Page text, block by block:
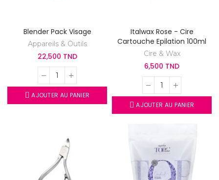
Blender Pack Visage
Appareils & Outils
22,500 TND
AJOUTER AU PANIER
Italwax Rose - Cire
Cartouche Epilation 100ml
Cire & Wax
6,500 TND
AJOUTER AU PANIER